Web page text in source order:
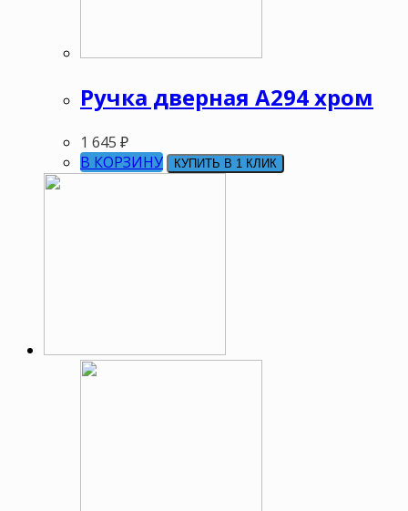
Ручка дверная А294 хром
1 645 ₽
В КОРЗИНУ
КУПИТЬ В 1 КЛИК